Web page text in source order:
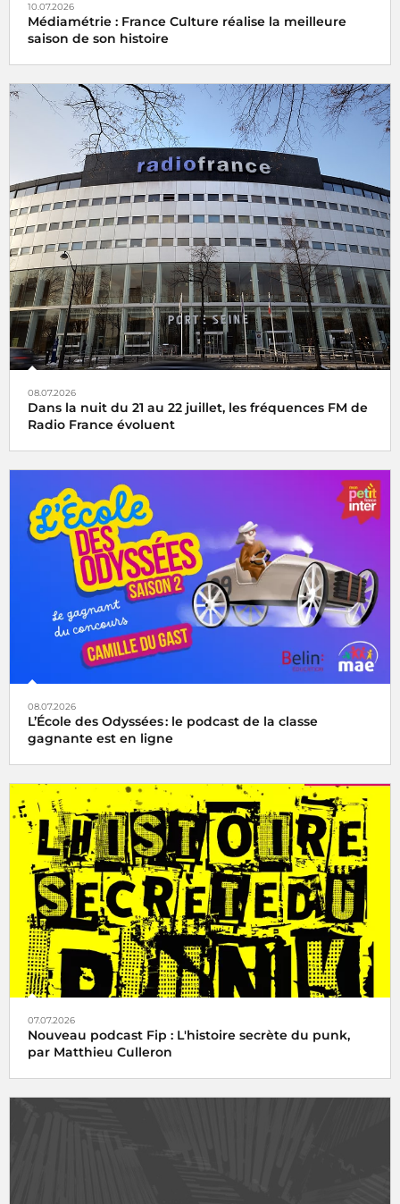
10.07.2026
Médiamétrie : France Culture réalise la meilleure
saison de son histoire
08.07.2026
Dans la nuit du 21 au 22 juillet, les fréquences FM de
Radio France évoluent
08.07.2026
L’École des Odyssées : le podcast de la classe
gagnante est en ligne
07.07.2026
Nouveau podcast Fip : L'histoire secrète du punk,
par Matthieu Culleron